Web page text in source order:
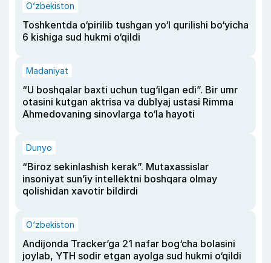
O‘zbekiston
Toshkentda o‘pirilib tushgan yo‘l qurilishi bo‘yicha
6 kishiga sud hukmi o‘qildi
Madaniyat
“U boshqalar baxti uchun tug‘ilgan edi”. Bir umr
otasini kutgan aktrisa va dublyaj ustasi Rimma
Ahmedovaning sinovlarga to‘la hayoti
Dunyo
“Biroz sekinlashish kerak”. Mutaxassislar
insoniyat sun’iy intellektni boshqara olmay
qolishidan xavotir bildirdi
O‘zbekiston
Andijonda Tracker’ga 21 nafar bog‘cha bolasini
joylab, YTH sodir etgan ayolga sud hukmi o‘qildi